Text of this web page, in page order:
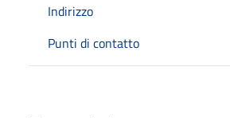
Indirizzo
Punti di contatto